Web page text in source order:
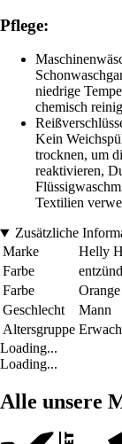
Pflege:
niedrige
chemisch
Kein
trocknen, um
reaktivieren,
Textilien
Zusätzliche
Marke
Helly
Farbe
Farbe
Orange
Geschlecht
Mann
Altersgruppe
Loading...
Loading...
Alle unsere